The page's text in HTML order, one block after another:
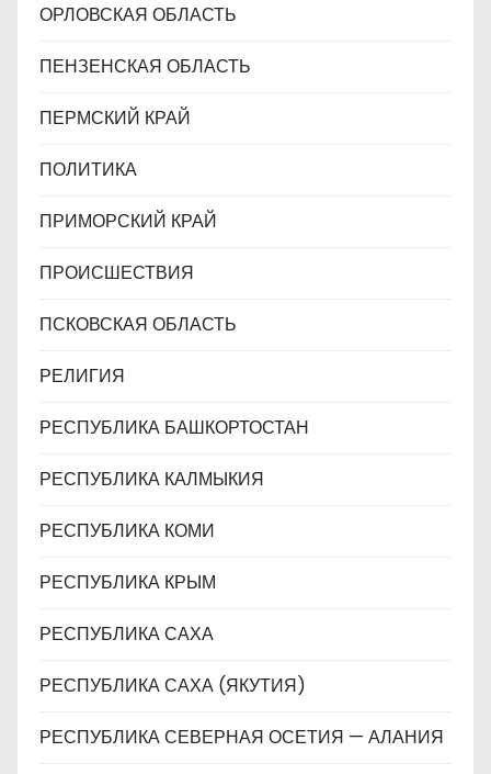
ОРЛОВСКАЯ ОБЛАСТЬ
ПЕНЗЕНСКАЯ ОБЛАСТЬ
ПЕРМСКИЙ КРАЙ
ПОЛИТИКА
ПРИМОРСКИЙ КРАЙ
ПРОИСШЕСТВИЯ
ПСКОВСКАЯ ОБЛАСТЬ
РЕЛИГИЯ
РЕСПУБЛИКА БАШКОРТОСТАН
РЕСПУБЛИКА КАЛМЫКИЯ
РЕСПУБЛИКА КОМИ
РЕСПУБЛИКА КРЫМ
РЕСПУБЛИКА САХА
РЕСПУБЛИКА САХА (ЯКУТИЯ)
РЕСПУБЛИКА СЕВЕРНАЯ ОСЕТИЯ — АЛАНИЯ